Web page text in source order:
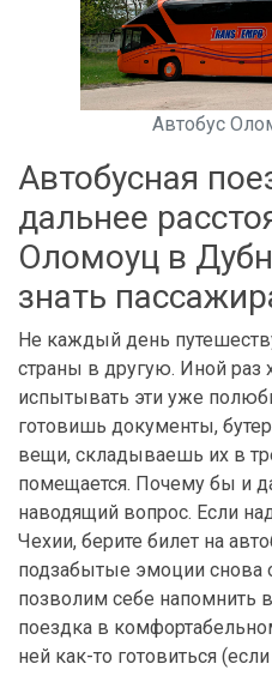
Автобус
Автобусная
дальнее
Оломоуц в
знать
Не каждый день
страны в другую. Иной раз
испытывать эти уже
готовишь документы,
вещи, складываешь их в
помещается. Почему бы и
наводящий вопрос. Если
Чехии, берите билет на
подзабытые эмоции снова
позволим себе напомнить
поездка в
ней как-то готовиться